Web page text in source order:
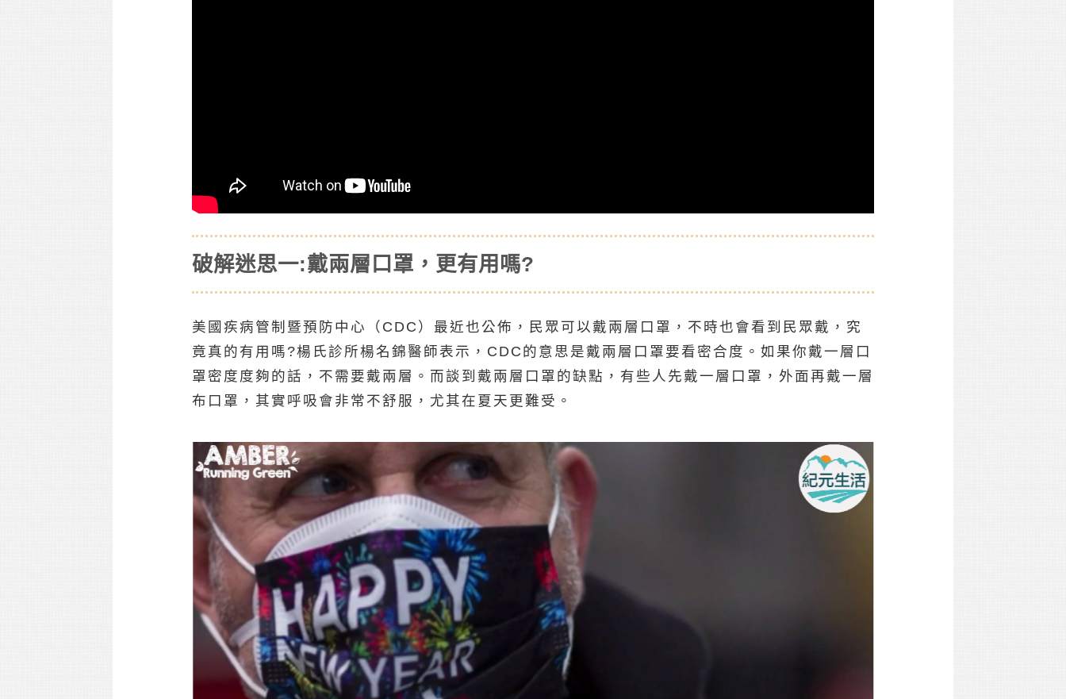
破解迷思一:戴兩層口罩，更有用嗎?
美國疾病管制暨預防中心（CDC）最近也公佈，民眾可以戴兩層口罩，不時也會看到民眾戴，究
竟真的有用嗎?楊氏診所楊名錦醫師表示，CDC的意思是戴兩層口罩要看密合度。如果你戴一層口
罩密度度夠的話，不需要戴兩層。而談到戴兩層口罩的缺點，有些人先戴一層口罩，外面再戴一層
布口罩，其實呼吸會非常不舒服，尤其在夏天更難受。